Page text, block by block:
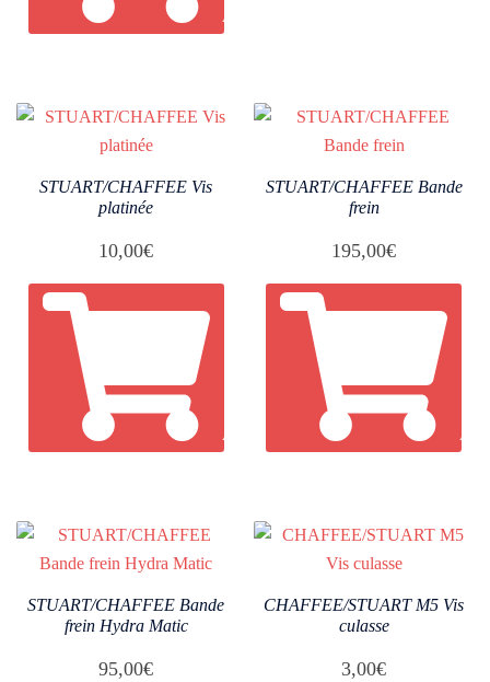
AJOUTER AU PANIER
STUART/CHAFFEE Vis
platinée
10,00€
AJOUTER AU PANIER
STUART/CHAFFEE Bande
frein
195,00€
STUART/CHAFFEE Bande
frein Hydra Matic
95,00€
CHAFFEE/STUART M5 Vis
culasse
3,00€